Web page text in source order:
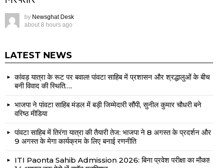
by Newsghat Desk
about 8 hours ago
LATEST NEWS
कांवड़ यात्रा के रूट पर बवाल! पांवटा साहिब में प्रशासन और श्रद्धालुओं के बीच
बनी विवाद की स्थिति….
भाजपा ने पांवटा साहिब मंडल में बड़ी जिम्मेदारी सौंपी, सुनील कुमार चौधरी बने
वरिष्ठ मीडिया
पांवटा साहिब में तिरंगा यात्रा की तैयारी तेज: भाजपा ने 8 अगस्त के प्रदर्शन और
9 अगस्त के मेगा कार्यक्रम के लिए बनाई रणनीति
ITI Paonta Sahib Admission 2026: बिना प्रवेश परीक्षा का मौका!